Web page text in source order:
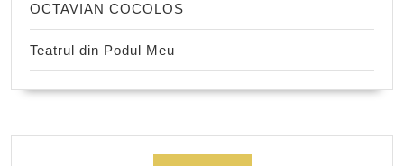
OCTAVIAN COCOLOS
Teatrul din Podul Meu